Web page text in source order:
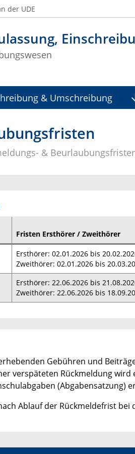
der UDE
& Umschreibung
&
Fristen Ersthörer / Zweithörer
Ersthörer: 02.01.2026 bis
Zweithörer: 02.01.2026 bis
Ersthörer: 22.06.2026 bis
Zweithörer: 22.06.2026 bis
Gebühren und
verspäteten Rückmeldung
(Abgabensatzung)
Ablauf der Rückmeldefrist